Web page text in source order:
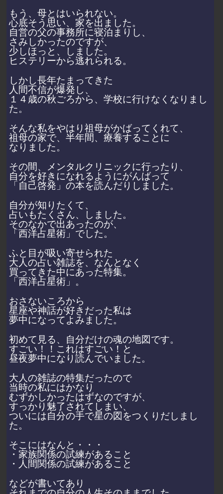
もう、母とはいられない。
心底そう思い、家を出ました。
自営の父の事務所に寝泊まりし、
さみしかったのですが、
少しほっと、しました。
ヒステリーから逃れられる。
しかし長年たまってきた
人間不信が爆発し、
１４歳の秋ごろから、学校に行けなくなりまし
た。
そんな私をやはり祖母がかばってくれて、
祖母の家で、半年間、療養することに
なりました。
その間、メンタルクリニックに行ったり、
自分を好きになれるようにがんばって
「自己啓発」の本を読んだりしました。
自分が知りたくて、
占いもたくさん、しました。
そのなかで出あったのが、
「西洋占星術」でした。
ふと目が吸い寄せられた
大人の占い雑誌を、なんとなく
買ってきた中にあった特集。
「西洋占星術」。
おさないころから
星座や神話が好きだった私は
夢中になってよみました。
初めて見る、自分だけの魂の地図です。
すごい！！これはすごい！と
昼夜夢中になり読んでいました。
大人の雑誌の特集だったので
当時の私にはかなり
むずかしかったはずなのですが、
すっかり魅了されてしまい、
ついには自分の手で星の図をつくりだしまし
た。
そこにはなんと・・・
・家族関係の試練があること
・人間関係の試練があること
などが書いてあり